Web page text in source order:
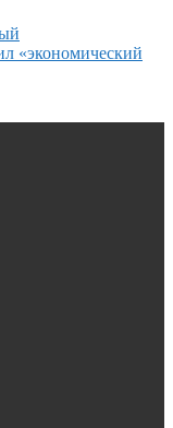
«экономический